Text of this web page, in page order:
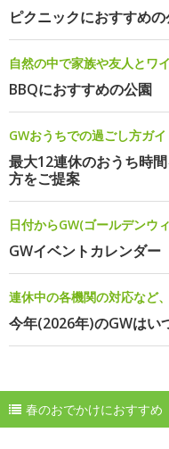
ピクニックにおすすめ
自然の中で家族や友人とワ
BBQにおすすめの公園
GWおうちでの過ごし方ガイ
最大12連休のおうち時
方をご提案
日付からGW(ゴールデンウ
GWイベントカレンダー
連休中の各機関の対応など
今年(2026年)のGWはい
春のおでかけにおすすめ